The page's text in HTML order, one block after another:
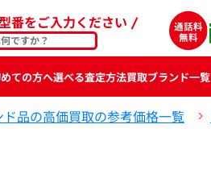
番をご入力ください
ての方へ選べる査定方法買取ブランド一覧
ド品の高価買取の参考価格一覧